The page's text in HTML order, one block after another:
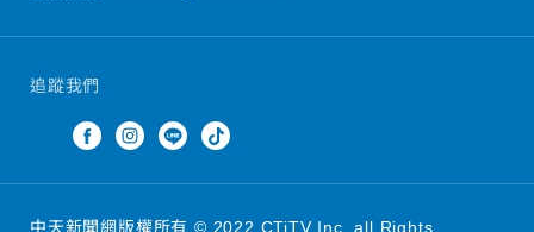
追蹤我們
中天新聞網版權所有 © 2022 CTiTV Inc. all Rights